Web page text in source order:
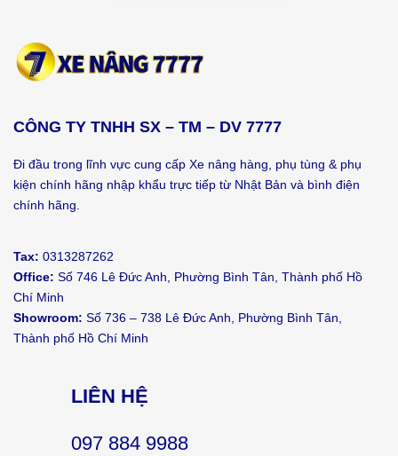
CÔNG TY TNHH SX – TM – DV 7777
Đi đầu trong lĩnh vực cung cấp Xe nâng hàng, phụ tùng & phụ
kiện chính hãng nhập khẩu trực tiếp từ Nhật Bản và bình điện
chính hãng.
Tax: 0313287262
Office: Số 746 Lê Đức Anh, Phường Bình Tân, Thành phố Hồ
Chí Minh
Showroom: Số 736 – 738 Lê Đức Anh, Phường Bình Tân,
Thành phố Hồ Chí Minh
LIÊN HỆ
097 884 9988